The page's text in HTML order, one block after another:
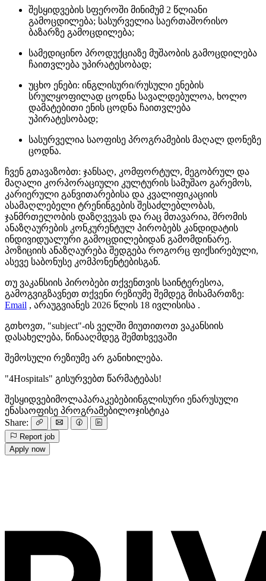
შესყიდვების სფეროში მინიმუმ 2 წლიანი
გამოცდილება; სასურველია საერთაშორისო
ბაზარზე გამოცდილება;
სამედიცინო პროდუქციაზე მუშაობის გამოცდილება
ჩაითვლება უპირატესობად;
უცხო ენები: ინგლისური/რუსული ენების
სრულყოფილად ცოდნა სავალდებულოა, ხოლო
დამატებითი ენის ცოდნა ჩაითვლება
უპირატესობად;
სასურველია საოფისე პროგრამების მაღალ დონეზე
ცოდნა.
ჩვენ გთავაზობთ: ჯანსაღ, კომფორტულ, მეგობრულ და
მაღალი კორპორაციული კულტურის სამუშაო გარემოს,
კარიერული განვითარებისა და კვალიფიკაციის
ასამაღლებელი ტრენინგების შესაძლებლობას,
ჯანმრთელობის დაზღვევას და რაც მთავარია, შრომის
ანაზღაურების კონკურენტულ პირობებს კანდიდატის
ინდივიდუალური გამოცდილებიდან გამომდინარე.
პოზიციის ანაზღაურება შედგება როგორც ფიქსირებული,
ასევე საბონუსე კომპონენტებისგან.
თუ ვაკანსიის პირობები თქვენთვის საინტერესოა,
გამოგვიგზავნეთ თქვენი რეზიუმე შემდეგ მისამართზე:
Email , არაუგვიანეს 2026 წლის 18 ივლისისა .
გთხოვთ, "subject"-ის ველში მიუთითოთ ვაკანსიის
დასახელება, წინააღმდეგ შემთხვევაში
შემოსული რეზიუმე არ განიხილება.
"4Hospitals" გისურვებთ წარმატებას!
შესყიდვებიმოლაპარაკებებიინგლისური ენარუსული
ენასაოფისე პროგრამებილოჯისტიკა
Share:
Report job
Apply now